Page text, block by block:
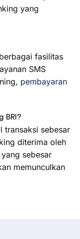
yang
fasilitas
SMS
pembayaran
BRI?
transaksi sebesar
diterima oleh
sebesar
memunculkan